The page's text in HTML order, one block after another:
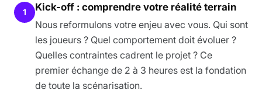
1
Kick-off : comprendre votre réalité terrain
Nous reformulons votre enjeu avec vous. Qui sont
les joueurs ? Quel comportement doit évoluer ?
Quelles contraintes cadrent le projet ? Ce
premier échange de 2 à 3 heures est la fondation
de toute la scénarisation.